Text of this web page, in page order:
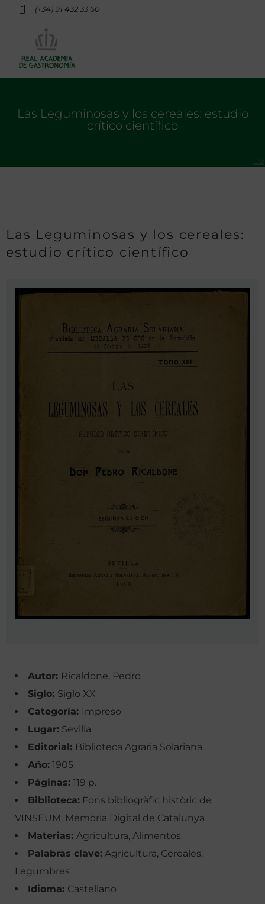
(+34) 91 432 33 60
Las Leguminosas y los cereales: estudio
crítico científico
Las Leguminosas y los cereales:
estudio crítico científico
Autor: Ricaldone, Pedro
Siglo: Siglo XX
Categoría: Impreso
Lugar: Sevilla
Editorial: Biblioteca Agraria Solariana
Año: 1905
Páginas: 119 p.
Biblioteca: Fons bibliogràfic històric de
VINSEUM, Memòria Digital de Catalunya
Materias: Agricultura, Alimentos
Palabras clave: Agricultura, Cereales,
Legumbres
Idioma: Castellano